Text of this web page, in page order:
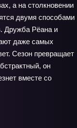
а на столкновении
двумя способами
Дружба Рёана и
даже самых
Сезон превращает
он
вместе со